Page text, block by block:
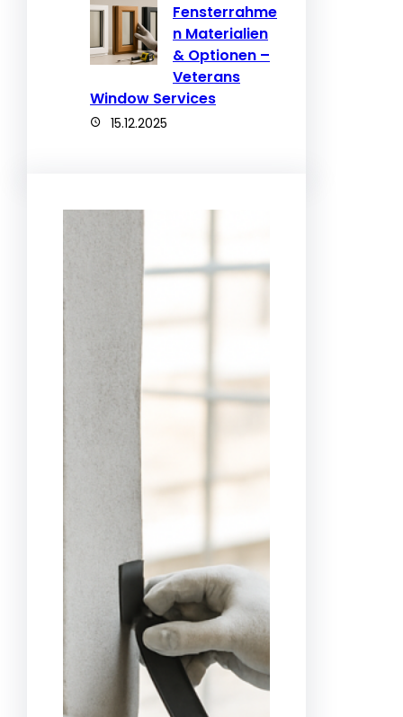
Fensterrahme
n Materialien
& Optionen –
Veterans
Window Services
15.12.2025